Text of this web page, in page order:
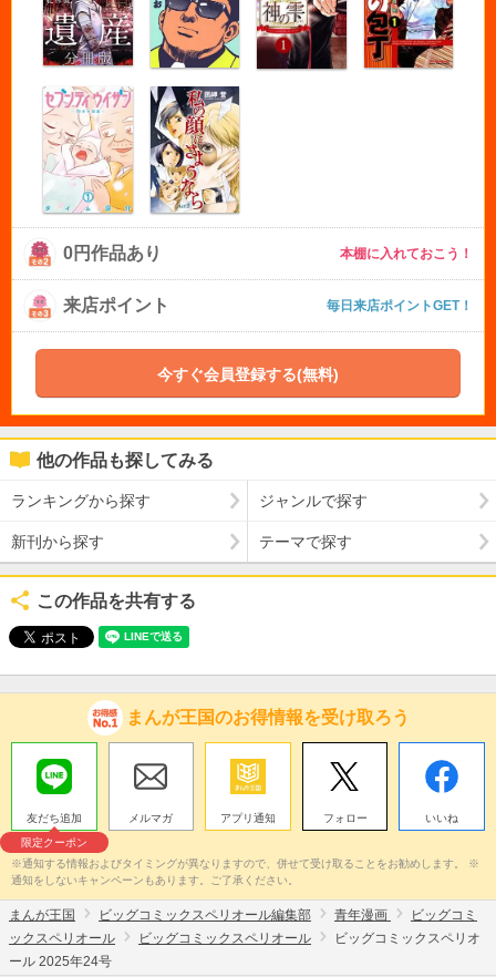
0円作品あり 本棚に入れておこう！
来店ポイント 毎日来店ポイントGET！
今すぐ会員登録する(無料)
他の作品も探してみる
ランキングから探す ジャンルで探す
新刊から探す テーマで探す
この作品を共有する
まんが王国のお得情報を受け取ろう
友だち追加
限定クーポン
メルマガ アプリ通知 フォロー いいね
※通知する情報およびタイミングが異なりますので、併せて受け取ることをお勧めします。 ※
通知をしないキャンペーンもあります。ご了承ください。
まんが王国 ビッグコミックスペリオール編集部 青年漫画
ビッグコミ
ックスペリオール
ビッグコミックスペリオール
ビッグコミックスペリオ
ール 2025年24号